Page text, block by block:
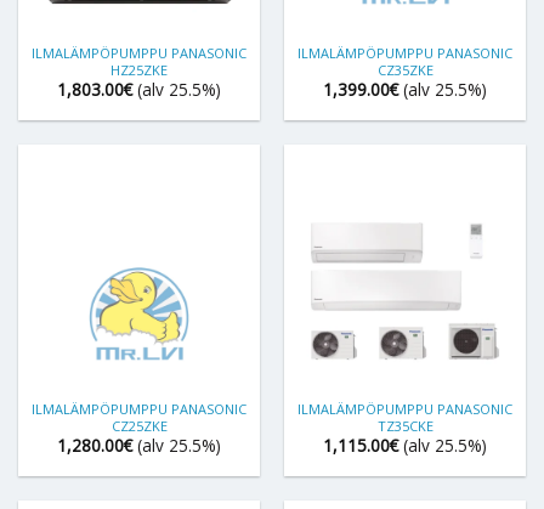
ILMALÄMPÖPUMPPU PANASONIC
HZ25ZKE
1,803.00€ (alv 25.5%)
ILMALÄMPÖPUMPPU PANASONIC
CZ35ZKE
1,399.00€ (alv 25.5%)
ILMALÄMPÖPUMPPU PANASONIC
CZ25ZKE
1,280.00€ (alv 25.5%)
ILMALÄMPÖPUMPPU PANASONIC
TZ35CKE
1,115.00€ (alv 25.5%)